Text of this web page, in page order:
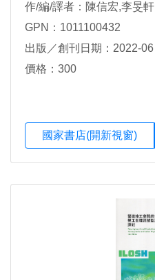
作/編/譯者：陳信宏,李旻軒
GPN：1011100432
出版／創刊日期：2022-06
價格：300
國家書店(開新視窗)